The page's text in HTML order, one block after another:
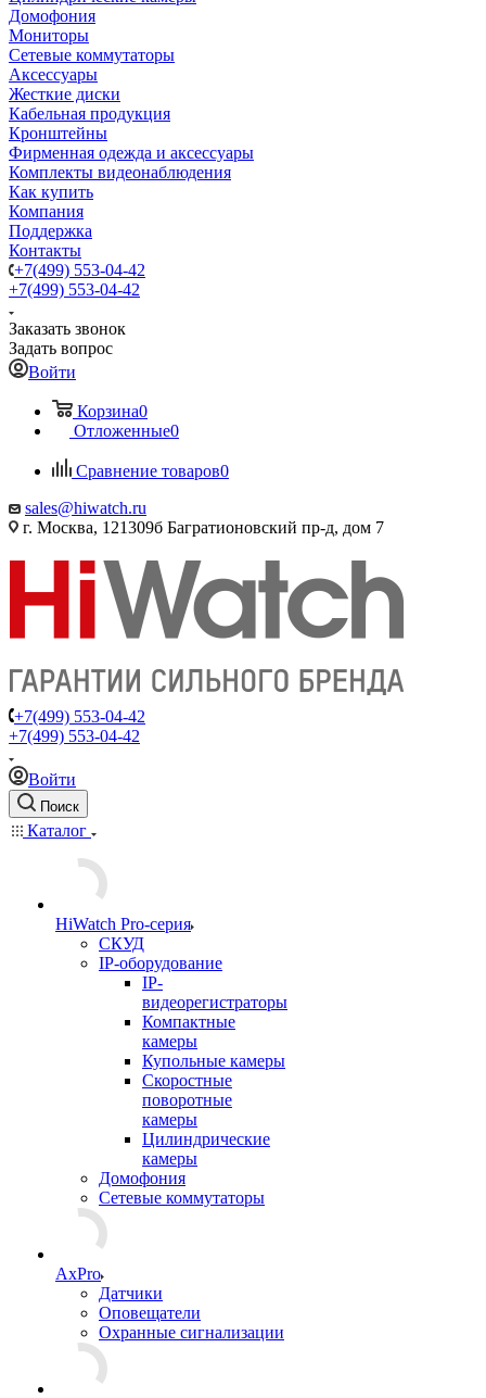
Домофония
Мониторы
Сетевые коммутаторы
Аксессуары
Жесткие диски
Кабельная продукция
Кронштейны
Фирменная одежда и аксессуары
Комплекты видеонаблюдения
Как купить
Компания
Поддержка
Контакты
+7(499) 553-04-42
+7(499) 553-04-42
Заказать звонок
Задать вопрос
Войти
Корзина0
Отложенные0
Сравнение товаров0
sales@hiwatch.ru
г. Москва, 121309б Багратионовский пр-д, дом 7
+7(499) 553-04-42
+7(499) 553-04-42
Войти
Поиск
Каталог
HiWatch Pro-серия
CКУД
IP-оборудование
IP-
видеорегистраторы
Компактные
камеры
Купольные камеры
Скоростные
поворотные
камеры
Цилиндрические
камеры
Домофония
Сетевые коммутаторы
AxPro
Датчики
Оповещатели
Охранные сигнализации